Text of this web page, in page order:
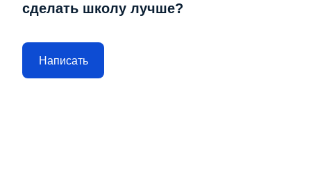
сделать школу лучше?
Написать